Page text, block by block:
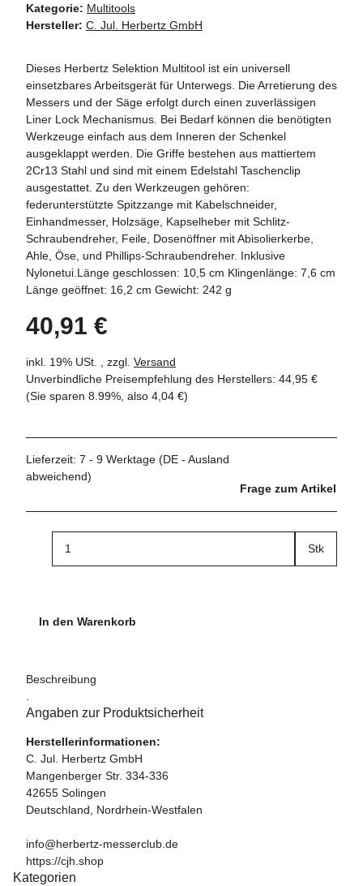
Kategorie: Multitools
Hersteller: C. Jul. Herbertz GmbH
Dieses Herbertz Selektion Multitool ist ein universell
einsetzbares Arbeitsgerät für Unterwegs. Die Arretierung des
Messers und der Säge erfolgt durch einen zuverlässigen
Liner Lock Mechanismus. Bei Bedarf können die benötigten
Werkzeuge einfach aus dem Inneren der Schenkel
ausgeklappt werden. Die Griffe bestehen aus mattiertem
2Cr13 Stahl und sind mit einem Edelstahl Taschenclip
ausgestattet. Zu den Werkzeugen gehören:
federunterstützte Spitzzange mit Kabelschneider,
Einhandmesser, Holzsäge, Kapselheber mit Schlitz-
Schraubendreher, Feile, Dosenöffner mit Abisolierkerbe,
Ahle, Öse, und Phillips-Schraubendreher. Inklusive
Nylonetui.Länge geschlossen: 10,5 cm Klingenlänge: 7,6 cm
Länge geöffnet: 16,2 cm Gewicht: 242 g
40,91 €
inkl. 19% USt. , zzgl. Versand
Unverbindliche Preisempfehlung des Herstellers: 44,95 €
(Sie sparen 8.99% , also 4,04 €)
Lieferzeit: 7 - 9 Werktage (DE - Ausland
abweichend)
Frage zum Artikel
Stk
In den Warenkorb
Beschreibung
Angaben zur Produktsicherheit
Herstellerinformationen:
C. Jul. Herbertz GmbH
Mangenberger Str. 334-336
42655 Solingen
Deutschland, Nordrhein-Westfalen
info@herbertz-messerclub.de
https://cjh.shop
Kategorien